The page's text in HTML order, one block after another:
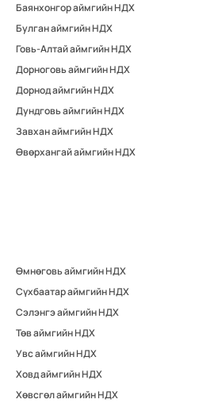
Баянхонгор аймгийн НДХ
Булган аймгийн НДХ
Говь-Алтай аймгийн НДХ
Дорноговь аймгийн НДХ
Дорнод аймгийн НДХ
Дундговь аймгийн НДХ
Завхан аймгийн НДХ
Өвөрхангай аймгийн НДХ
Өмнөговь аймгийн НДХ
Сүхбаатар аймгийн НДХ
Сэлэнгэ аймгийн НДХ
Төв аймгийн НДХ
Увс аймгийн НДХ
Ховд аймгийн НДХ
Хөвсгөл аймгийн НДХ